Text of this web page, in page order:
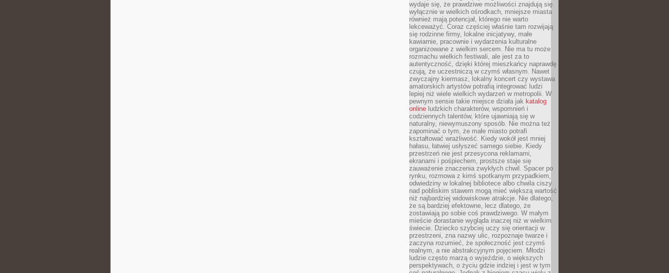
wydaje się, że prawdziwe możliwości znajdują się
wyłącznie w wielkich ośrodkach, mniejsze miasta
również mają potencjał, którego nie warto
lekceważyć. Coraz częściej właśnie tam rozwijają
się rodzinne firmy, lokalne inicjatywy, małe
kawiarnie, pracownie i wydarzenia kulturalne
organizowane z wielkim sercem. Nie ma tu może
rozmachu wielkich festiwali, ale jest za to
autentyczność, dzięki której mieszkańcy naprawdę
czują, że uczestniczą w czymś własnym. Nawet
zwyczajny kiermasz, lokalny koncert czy wystawa
amatorskich artystów potrafią integrować ludzi
lepiej niż wiele wielkich wydarzeń w metropolii. W
pewnym sensie takie miejsce działa jak katalog
online ludzkich charakterów, wspomnień i
codziennych talentów, które ujawniają się w
naturalny, niewymuszony sposób. Nie można też
zapominać o tym, że małe miasto potrafi
kształtować wrażliwość. Kiedy wokół jest mniej
hałasu, łatwiej usłyszeć samego siebie. Kiedy
przestrzeń nie jest przesycona reklamami,
ekranami i pośpiechem, prostsze staje się
zauważenie znaczenia zwykłych chwil. Spacer po
rynku, rozmowa z kimś spotkanym przypadkiem,
odwiedziny w lokalnej bibliotece albo chwila ciszy
nad pobliskim stawem mogą mieć większą wartość
niż najbardziej widowiskowe atrakcje. Nie dlatego,
że są bardziej efektowne, lecz dlatego, że
zostawiają po sobie coś prawdziwego. W małym
mieście dorastanie wygląda inaczej niż w wielkim
świecie. Dziecko szybciej uczy się orientacji w
przestrzeni, zna nazwy ulic, rozpoznaje twarze i
zaczyna rozumieć, że społeczność jest czymś
realnym, a nie abstrakcyjnym pojęciem. Młodzi
ludzie często marzą o wyjeździe, o większych
perspektywach, o życiu gdzie indziej i jest w tym